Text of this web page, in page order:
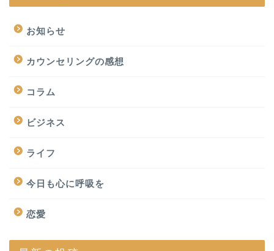
お知らせ
カウンセリングの感想
コラム
ビジネス
ライフ
今日も心に呼吸を
恋愛